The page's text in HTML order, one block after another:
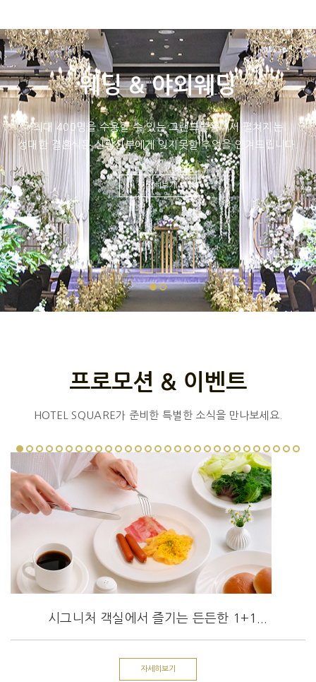
웨딩 & 야외웨딩
최대 400명을 수용할 수 있는 그랜드볼룸에서 펼쳐지는
성대한 결혼식은 신랑신부에게 잊지못할 추억을 안겨드립니다.
자세히보기
프로모션 & 이벤트
HOTEL SQUARE가 준비한 특별한 소식을 만나보세요.
시그니처 객실에서 즐기는 든든한 1+1...
자세히보기